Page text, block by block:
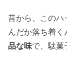
昔から、このハ
んだか落ち着
品な味で、駄菓